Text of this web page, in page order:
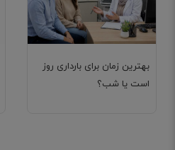
بهترین زمان برای بارداری روز
است یا شب؟